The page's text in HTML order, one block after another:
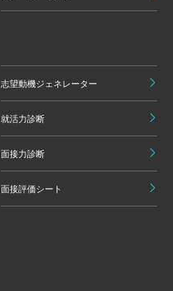
志望動機ジェネレーター
就活力診断
面接力診断
面接評価シート